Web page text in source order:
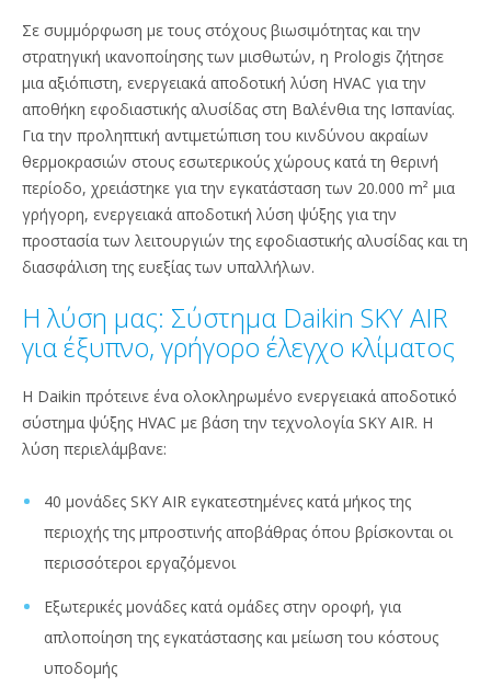
Σε συμμόρφωση με τους στόχους βιωσιμότητας και την
στρατηγική ικανοποίησης των μισθωτών, η Prologis ζήτησε
μια αξιόπιστη, ενεργειακά αποδοτική λύση HVAC για την
αποθήκη εφοδιαστικής αλυσίδας στη Βαλένθια της Ισπανίας.
Για την προληπτική αντιμετώπιση του κινδύνου ακραίων
θερμοκρασιών στους εσωτερικούς χώρους κατά τη θερινή
περίοδο, χρειάστηκε για την εγκατάσταση των 20.000 m² μια
γρήγορη, ενεργειακά αποδοτική λύση ψύξης για την
προστασία των λειτουργιών της εφοδιαστικής αλυσίδας και τη
διασφάλιση της ευεξίας των υπαλλήλων.
Η λύση μας: Σύστημα Daikin SKY AIR
για έξυπνο, γρήγορο έλεγχο κλίματος
Η Daikin πρότεινε ένα ολοκληρωμένο ενεργειακά αποδοτικό
σύστημα ψύξης HVAC με βάση την τεχνολογία SKY AIR. Η
λύση περιελάμβανε:
40 μονάδες SKY AIR εγκατεστημένες κατά μήκος της
περιοχής της μπροστινής αποβάθρας όπου βρίσκονται οι
περισσότεροι εργαζόμενοι
Εξωτερικές μονάδες κατά ομάδες στην οροφή, για
απλοποίηση της εγκατάστασης και μείωση του κόστους
υποδομής